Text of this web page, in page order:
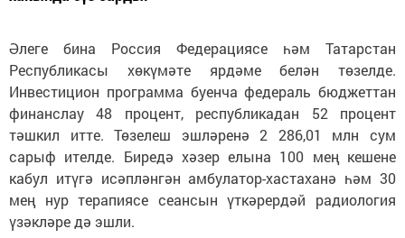
Әлеге бина Россия Федерациясе һәм Татарстан
Республикасы хөкүмәте ярдәме белән төзелде.
Инвестицион программа буенча федераль бюджеттан
финанслау 48 процент, республикадан 52 процент
тәшкил итте. Төзелеш эшләренә 2 286,01 млн сум
сарыф ителде. Биредә хәзер елына 100 мең кешене
кабул итүгә исәпләнгән амбулатор-хастаханә һәм 30
мең нур терапиясе сеансын үткәрердәй радиология
үзәкләре дә эшли.